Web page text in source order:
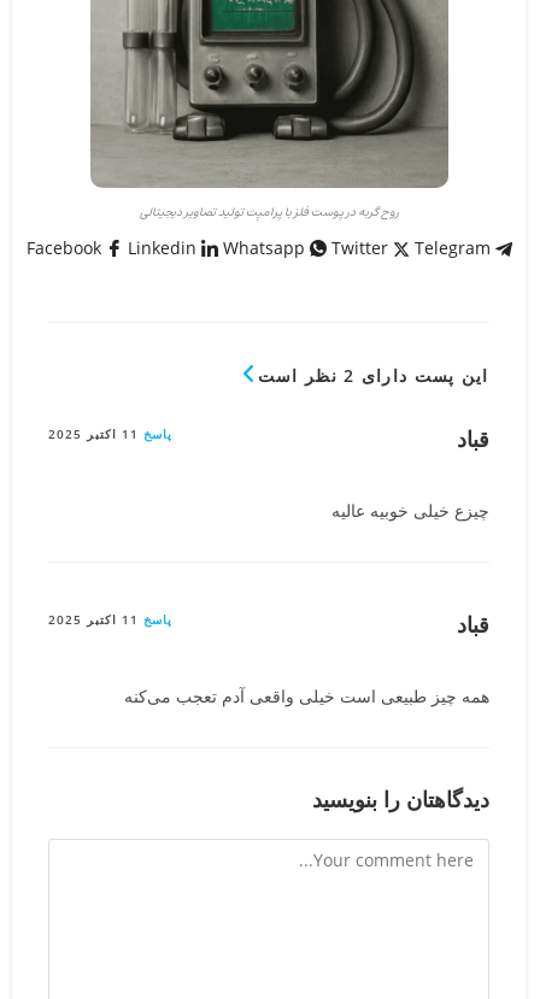
روح گربه در پوست فلز با پرامپت تولید تصاویر دیجیتالی
Twitter
Facebook
این پست دارای 2 نظر است
قباد پاسخ 11 اکتبر 2025
چیزع خیلی خوبیه عالیه
قباد پاسخ 11 اکتبر 2025
همه چیز طبیعی است خیلی واقعی آدم تعجب می‌کنه
دیدگاهتان را بنویسید